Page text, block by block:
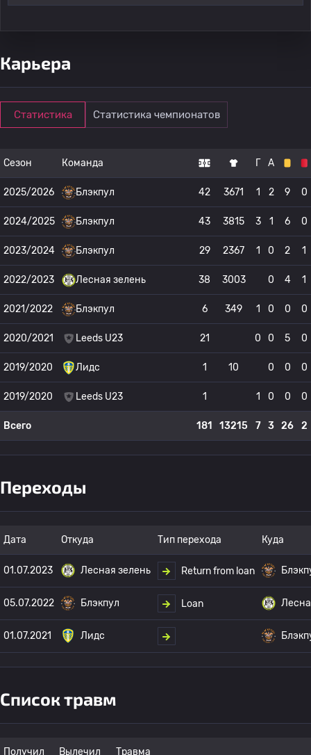
Карьера
Статистика Статистика чемпионатов
Сезон Команда Г А
2025/2026 Блэкпул 42 3671 1 2 9 0
2024/2025 Блэкпул 43 3815 3 1 6 0
2023/2024 Блэкпул 29 2367 1 0 2 1
2022/2023 Лесная зелень 38 3003 0 4 1
2021/2022 Блэкпул 6 349 1 0 0 0
2020/2021 Leeds U23 21 0 0 5 0
2019/2020 Лидс 1 10 0 0 0
2019/2020 Leeds U23 1 1 0 0 0
Всего 181 13215 7 3 26 2
Переходы
Дата Откуда Тип перехода Куда
01.07.2023 Лесная зелень Return from loan
05.07.2022 Блэкпул Loan
01.07.2021 Лидс
Список травм
Получил Вылечил Травма